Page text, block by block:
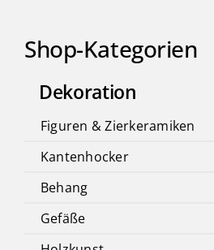
Shop-Kategorien
Dekoration
Figuren & Zierkeramiken
Kantenhocker
Behang
Gefäße